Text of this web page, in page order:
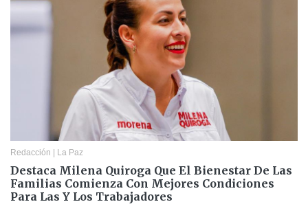
Redacción | La Paz
Destaca Milena Quiroga Que El Bienestar De Las
Familias Comienza Con Mejores Condiciones
Para Las Y Los Trabajadores